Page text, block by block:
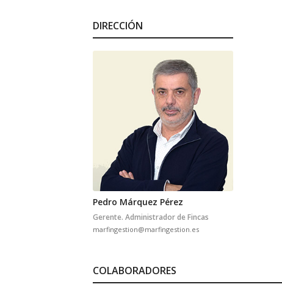
DIRECCIÓN
Pedro Márquez Pérez
Gerente. Administrador de Fincas
marfingestion@marfingestion.es
COLABORADORES